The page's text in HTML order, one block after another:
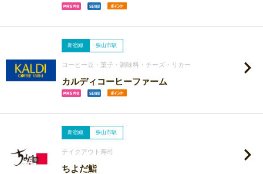
新宿線 狭山市駅
コーヒー豆・菓子・調味料・チーズ・リカー
カルディコーヒーファーム
新宿線 狭山市駅
テイクアウト寿司
ちよだ鮨